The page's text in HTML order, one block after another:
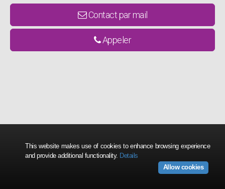
Contact par mail
Appeler
This website makes use of cookies to enhance browsing experience
and provide additional functionality. Details
Allow cookies